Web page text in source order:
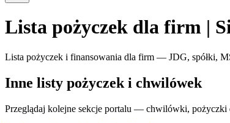
Lista pożyczek dla firm |
Lista pożyczek i finansowania dla firm — JDG, spółki,
Inne listy pożyczek i chwilówek
Przeglądaj kolejne sekcje portalu — chwilówki, pożyczki